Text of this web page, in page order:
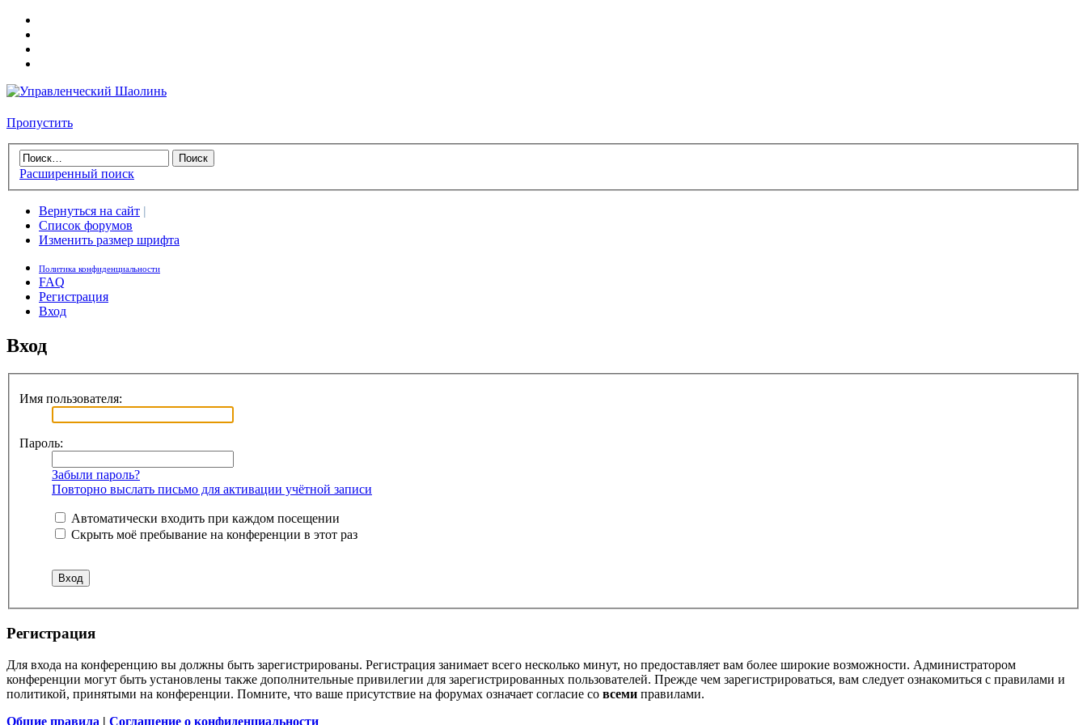
Пропустить
Расширенный поиск
Вернуться на сайт |
Список форумов
Изменить размер шрифта
Политика конфиденциальности
FAQ
Регистрация
Вход
Вход
Имя пользователя:
Пароль:
Забыли пароль?
Повторно выслать письмо для активации учётной записи
Автоматически входить при каждом посещении
Скрыть моё пребывание на конференции в этот раз
Регистрация
Для входа на конференцию вы должны быть зарегистрированы. Регистрация занимает всего несколько минут, но предоставляет вам более широкие возможности. Администратором
конференции могут быть установлены также дополнительные привилегии для зарегистрированных пользователей. Прежде чем зарегистрироваться, вам следует ознакомиться с правилами и
политикой, принятыми на конференции. Помните, что ваше присутствие на форумах означает согласие со всеми правилами.
Общие правила | Соглашение о конфиденциальности